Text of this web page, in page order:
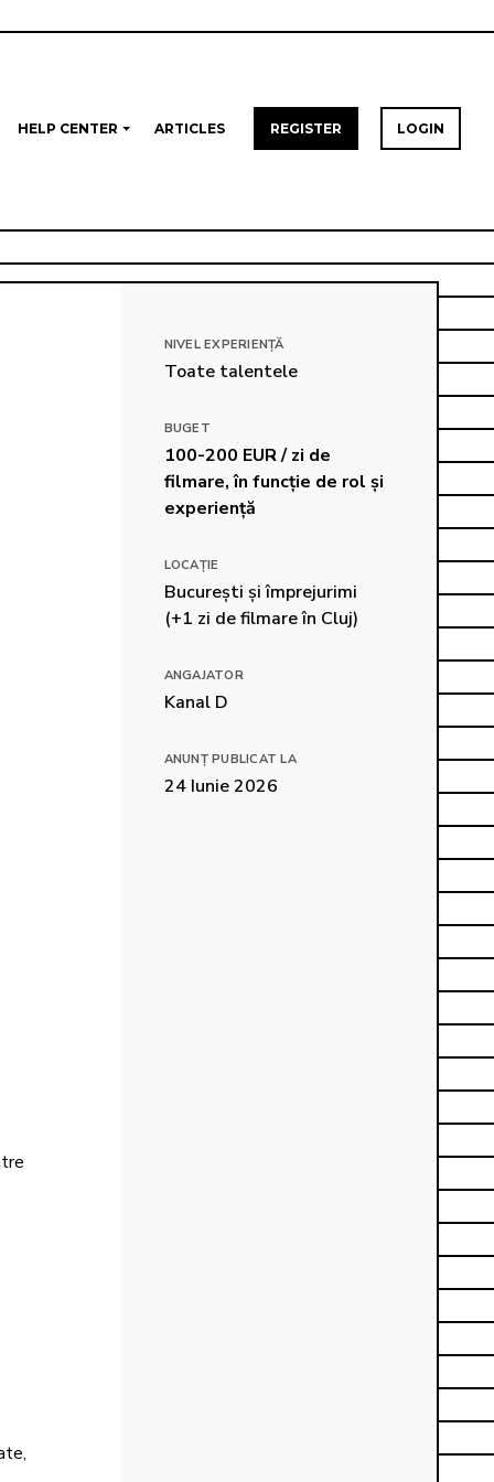
HELP CENTER ARTICLES REGISTER LOGIN
NIVEL EXPERIENȚĂ
Toate talentele
BUGET
100-200 EUR / zi de
filmare, în funcție de rol și
experiență
LOCAȚIE
București și împrejurimi
(+1 zi de filmare în Cluj)
ANGAJATOR
Kanal D
ANUNȚ PUBLICAT LA
24 Iunie 2026